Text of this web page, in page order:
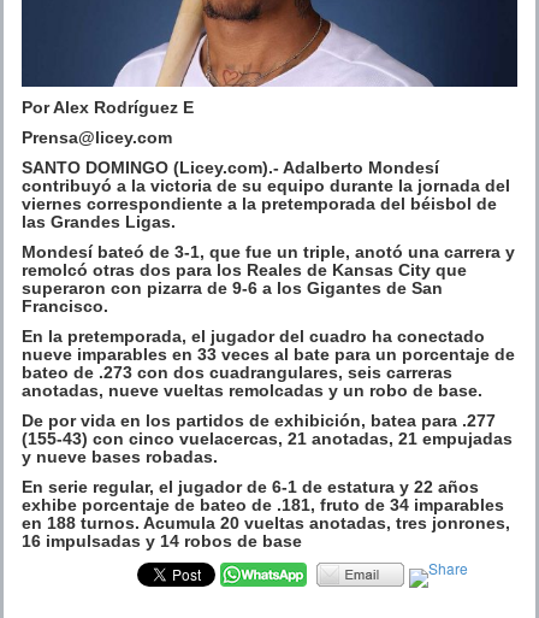
Por Alex Rodríguez E
Prensa@licey.com
SANTO DOMINGO (Licey.com).- Adalberto Mondesí
contribuyó a la victoria de su equipo durante la jornada del
viernes correspondiente a la pretemporada del béisbol de
las Grandes Ligas.
Mondesí bateó de 3-1, que fue un triple, anotó una carrera y
remolcó otras dos para los Reales de Kansas City que
superaron con pizarra de 9-6 a los Gigantes de San
Francisco.
En la pretemporada, el jugador del cuadro ha conectado
nueve imparables en 33 veces al bate para un porcentaje de
bateo de .273 con dos cuadrangulares, seis carreras
anotadas, nueve vueltas remolcadas y un robo de base.
De por vida en los partidos de exhibición, batea para .277
(155-43) con cinco vuelacercas, 21 anotadas, 21 empujadas
y nueve bases robadas.
En serie regular, el jugador de 6-1 de estatura y 22 años
exhibe porcentaje de bateo de .181, fruto de 34 imparables
en 188 turnos. Acumula 20 vueltas anotadas, tres jonrones,
16 impulsadas y 14 robos de base